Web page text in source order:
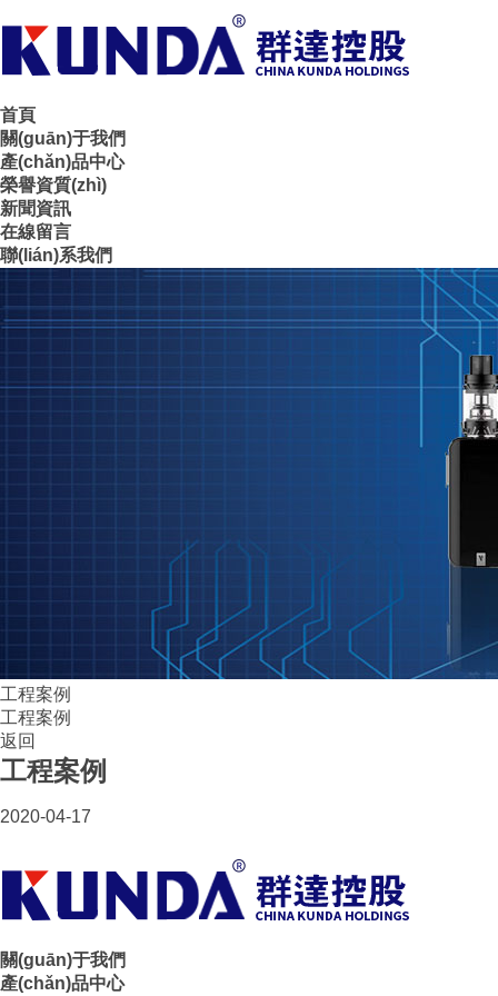
首頁
關(guān)于我們
產(chǎn)品中心
榮譽資質(zhì)
新聞資訊
在線留言
聯(lián)系我們
工程案例
工程案例
返回
工程案例
2020-04-17
關(guān)于我們
產(chǎn)品中心